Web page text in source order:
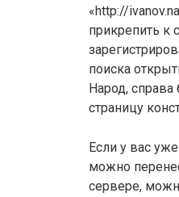
«http://
прикрепить к
поиска
Народ, справа
страницу
Если у вас
можно
сервере,